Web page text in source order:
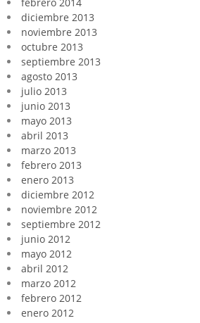
diciembre 2013
noviembre 2013
octubre 2013
septiembre 2013
agosto 2013
julio 2013
junio 2013
mayo 2013
abril 2013
marzo 2013
febrero 2013
enero 2013
diciembre 2012
noviembre 2012
septiembre 2012
junio 2012
mayo 2012
abril 2012
marzo 2012
febrero 2012
enero 2012